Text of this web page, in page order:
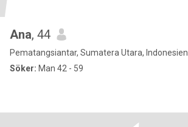
Ana, 44
Pematangsiantar, Sumatera Utara, Indonesien
Söker: Man 42 - 59